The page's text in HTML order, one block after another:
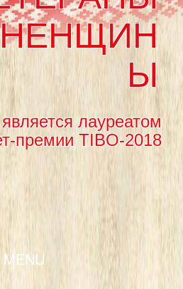
Ы
лауреатом
премии TIBO-2018
MENU